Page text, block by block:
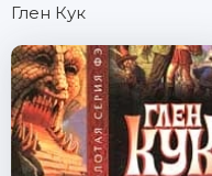
Глен Кук